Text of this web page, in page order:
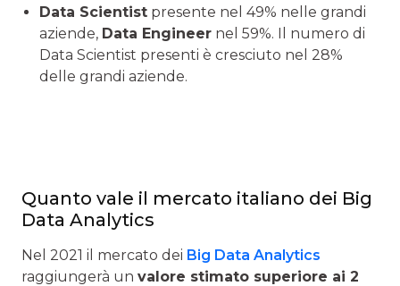
Data Scientist presente nel 49% nelle grandi
aziende, Data Engineer nel 59%. Il numero di
Data Scientist presenti è cresciuto nel 28%
delle grandi aziende.
Quanto vale il mercato italiano dei Big
Data Analytics
Nel 2021 il mercato dei Big Data Analytics
raggiungerà un valore stimato superiore ai 2